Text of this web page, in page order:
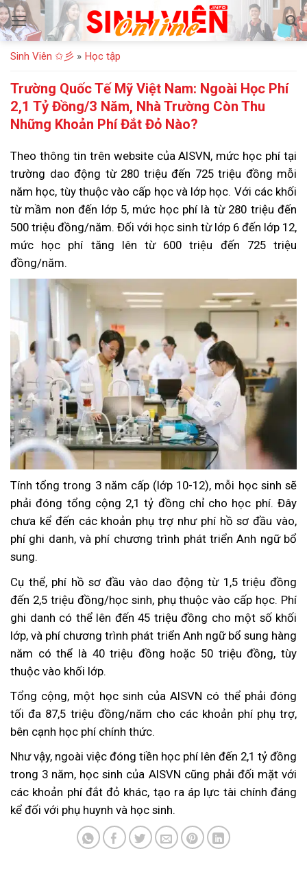
Bỏ
qua
nội
dung
Sinh Viên ✩彡 » Học tập
Trường Quốc Tế Mỹ Việt Nam: Ngoài Học Phí
2,1 Tỷ Đồng/3 Năm, Nhà Trường Còn Thu
Những Khoản Phí Đắt Đỏ Nào?
Theo thông tin trên website của AISVN, mức học phí tại
trường dao động từ 280 triệu đến 725 triệu đồng mỗi
năm học, tùy thuộc vào cấp học và lớp học. Với các khối
từ mầm non đến lớp 5, mức học phí là từ 280 triệu đến
500 triệu đồng/năm. Đối với học sinh từ lớp 6 đến lớp 12,
mức học phí tăng lên từ 600 triệu đến 725 triệu
đồng/năm.
Tính tổng trong 3 năm cấp (lớp 10-12), mỗi học sinh sẽ
phải đóng tổng cộng 2,1 tỷ đồng chỉ cho học phí. Đây
chưa kể đến các khoản phụ trợ như phí hồ sơ đầu vào,
phí ghi danh, và phí chương trình phát triển Anh ngữ bổ
sung.
Cụ thể, phí hồ sơ đầu vào dao động từ 1,5 triệu đồng
đến 2,5 triệu đồng/học sinh, phụ thuộc vào cấp học. Phí
ghi danh có thể lên đến 45 triệu đồng cho một số khối
lớp, và phí chương trình phát triển Anh ngữ bổ sung hàng
năm có thể là 40 triệu đồng hoặc 50 triệu đồng, tùy
thuộc vào khối lớp.
Tổng cộng, một học sinh của AISVN có thể phải đóng
tối đa 87,5 triệu đồng/năm cho các khoản phí phụ trợ,
bên cạnh học phí chính thức.
Như vậy, ngoài việc đóng tiền học phí lên đến 2,1 tỷ đồng
trong 3 năm, học sinh của AISVN cũng phải đối mặt với
các khoản phí đắt đỏ khác, tạo ra áp lực tài chính đáng
kể đối với phụ huynh và học sinh.